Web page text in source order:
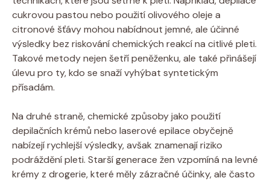
cukrovou pastou nebo použití olivového oleje a
citronové šťávy mohou nabídnout jemné, ale účinné
výsledky bez riskování chemických reakcí na citlivé pleti.
Takové metody nejen šetří peněženku, ale také přinášejí
úlevu pro ty, kdo se snaží vyhýbat syntetickým
přísadám.
Na druhé straně, chemické způsoby jako použití
depilačních krémů nebo laserové epilace obyčejně
nabízejí rychlejší výsledky, avšak znamenají riziko
podráždění pleti. Starší generace žen vzpomíná na levné
krémy z drogerie, které měly zázračné účinky, ale často